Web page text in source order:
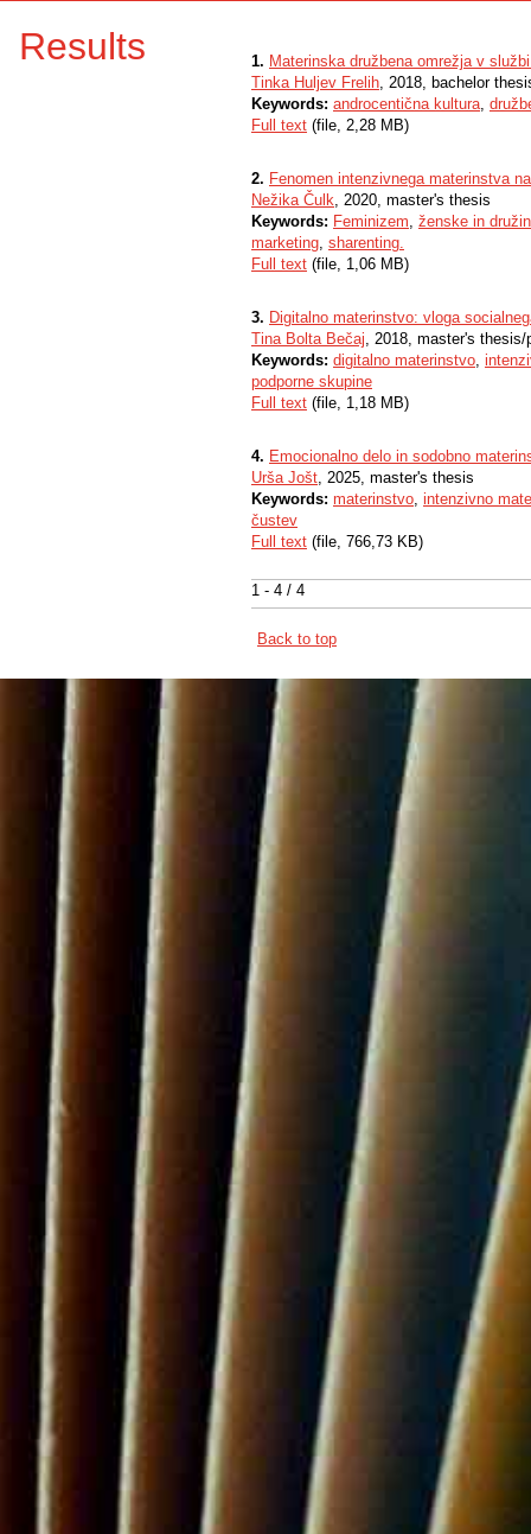
Results
1 - 4 / 4
1. Materinska družbena omrežja v
Tinka Huljev Frelih, 2018, bachelor
Keywords: androcentična kultura,
Full text (file, 2,28 MB)
2. Fenomen intenzivnega materinstva
Nežika Čulk, 2020, master's thesis
Keywords: Feminizem, ženske in
marketing, sharenting.
Full text (file, 1,06 MB)
3. Digitalno materinstvo: vloga
Tina Bolta Bečaj, 2018, master's thesis/
Keywords: digitalno materinstvo,
podporne skupine
Full text (file, 1,18 MB)
4. Emocionalno delo in sodobno
Urša Jošt, 2025, master's thesis
Keywords: materinstvo, intenzivno
čustev
Full text (file, 766,73 KB)
Back to top